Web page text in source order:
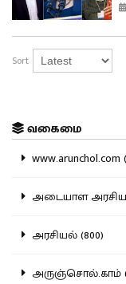
Sort
வகைமை
www.arunchol.com
அடையாள
அரசியல் (800)
அருஞ்சொல்.காம்